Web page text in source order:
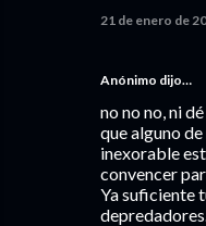
21 de enero de
Anónimo dijo…
no no no, ni
que alguno
inexorable
convencer
Ya suficiente